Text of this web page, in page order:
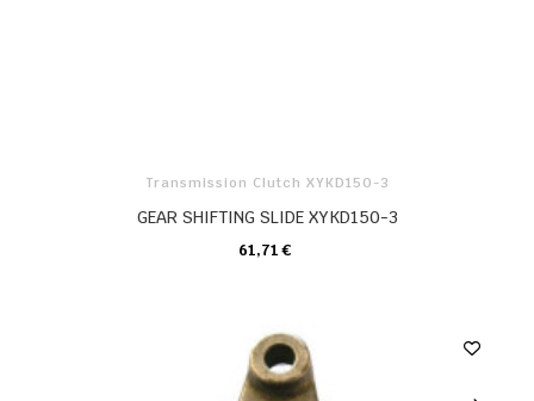
Transmission Clutch XYKD150-3
GEAR SHIFTING SLIDE XYKD150-3
61,71 €
KARTE